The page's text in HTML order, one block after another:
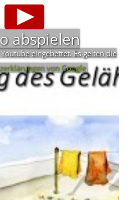
abspielen
eingebettet. Es gelten die
von Google.